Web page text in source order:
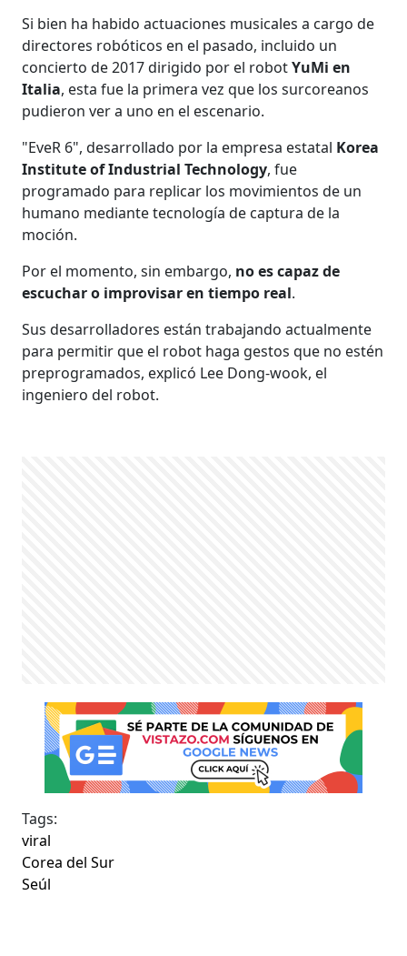
Si bien ha habido actuaciones musicales a cargo de
directores robóticos en el pasado, incluido un
concierto de 2017 dirigido por el robotYuMi en
Italia, esta fue la primera vez que los surcoreanos
pudieron ver a uno en el escenario.
"EveR 6", desarrollado por la empresa estatal Korea
Institute of Industrial Technology, fue
programado para replicar los movimientos de un
humano mediante tecnología de captura de la
moción.
Por el momento, sin embargo, no es capaz de
escuchar o improvisar en tiempo real.
Sus desarrolladores están trabajando actualmente
para permitir que el robot haga gestos que no estén
preprogramados, explicó Lee Dong-wook, el
ingeniero del robot.
Tags:
viral
Corea del Sur
Seúl